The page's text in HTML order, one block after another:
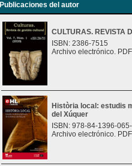
Publicaciones del autor
CULTURAS. REVISTA
ISBN: 2386-7515
Archivo electrónico.
Història local: estudis
del Xúquer
ISBN: 978-84-1396-
Archivo electrónico.